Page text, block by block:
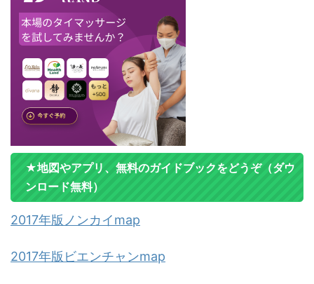
★地図やアプリ、無料のガイドブックをどうぞ（ダウ
ンロード無料）
2017年版ノンカイmap
2017年版ビエンチャンmap